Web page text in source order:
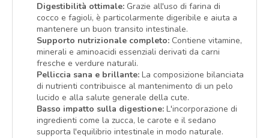
Digestibilità ottimale: Grazie all'uso di farina di
cocco e fagioli, è particolarmente digeribile e aiuta a
mantenere un buon transito intestinale.
Supporto nutrizionale completo: Contiene vitamine,
minerali e aminoacidi essenziali derivati da carni
fresche e verdure naturali.
Pelliccia sana e brillante: La composizione bilanciata
di nutrienti contribuisce al mantenimento di un pelo
lucido e alla salute generale della cute.
Basso impatto sulla digestione: L'incorporazione di
ingredienti come la zucca, le carote e il sedano
supporta l'equilibrio intestinale in modo naturale.